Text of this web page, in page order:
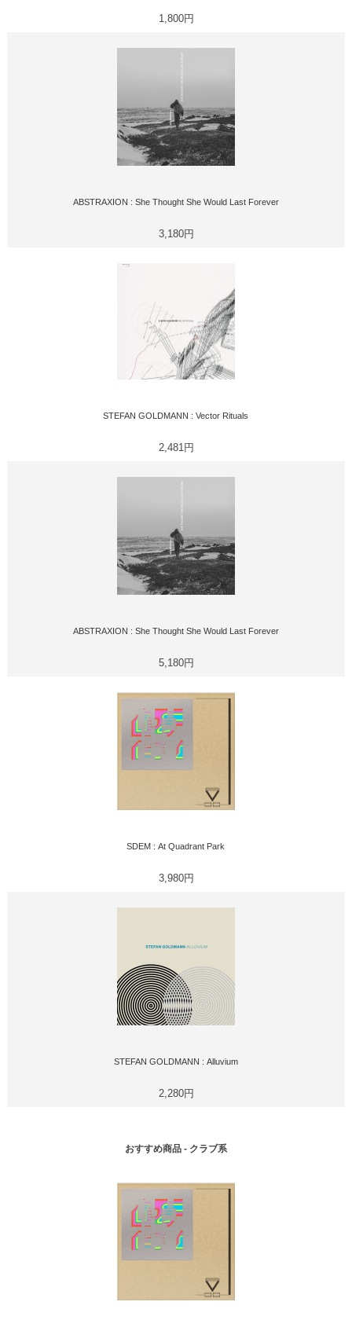
1,800円
ABSTRAXION : She Thought She Would Last Forever
3,180円
STEFAN GOLDMANN : Vector Rituals
2,481円
ABSTRAXION : She Thought She Would Last Forever
5,180円
SDEM : At Quadrant Park
3,980円
STEFAN GOLDMANN : Alluvium
2,280円
おすすめ商品 - クラブ系